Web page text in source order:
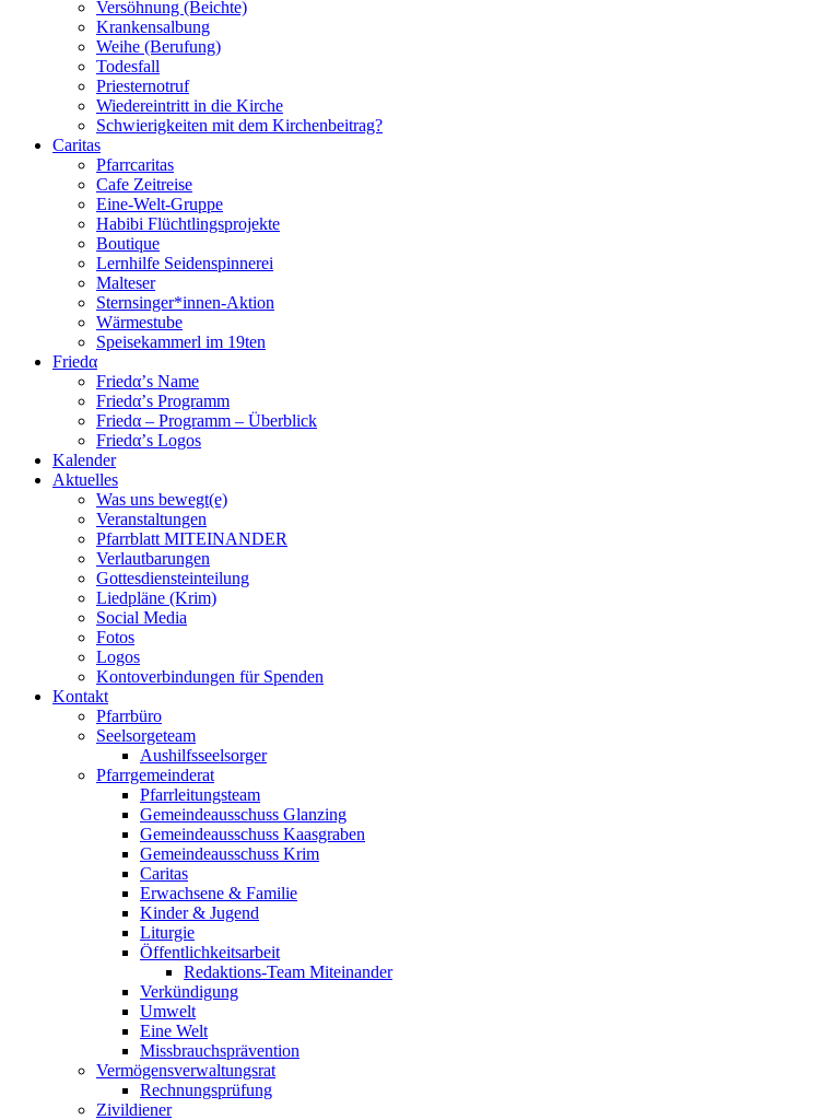
Versöhnung (Beichte)
Krankensalbung
Weihe (Berufung)
Todesfall
Priesternotruf
Wiedereintritt in die Kirche
Schwierigkeiten mit dem Kirchenbeitrag?
Caritas
Pfarrcaritas
Cafe Zeitreise
Eine-Welt-Gruppe
Habibi Flüchtlingsprojekte
Boutique
Lernhilfe Seidenspinnerei
Malteser
Sternsinger*innen-Aktion
Wärmestube
Speisekammerl im 19ten
Friedα
Friedα’s Name
Friedα’s Programm
Friedα – Programm – Überblick
Friedα’s Logos
Kalender
Aktuelles
Was uns bewegt(e)
Veranstaltungen
Pfarrblatt MITEINANDER
Verlautbarungen
Gottesdiensteinteilung
Liedpläne (Krim)
Social Media
Fotos
Logos
Kontoverbindungen für Spenden
Kontakt
Pfarrbüro
Seelsorgeteam
Aushilfsseelsorger
Pfarrgemeinderat
Pfarrleitungsteam
Gemeindeausschuss Glanzing
Gemeindeausschuss Kaasgraben
Gemeindeausschuss Krim
Caritas
Erwachsene & Familie
Kinder & Jugend
Liturgie
Öffentlichkeitsarbeit
Redaktions-Team Miteinander
Verkündigung
Umwelt
Eine Welt
Missbrauchsprävention
Vermögensverwaltungsrat
Rechnungsprüfung
Zivildiener